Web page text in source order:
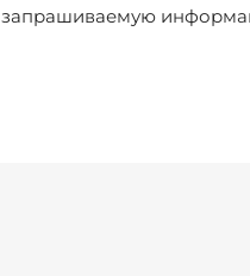
запрашиваемую